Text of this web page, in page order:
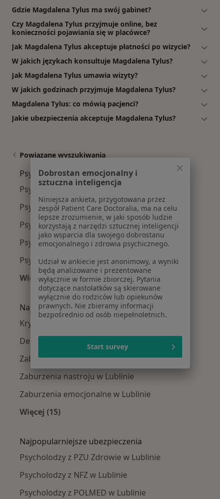
Gdzie Magdalena Tylus ma swój gabinet?
Czy Magdalena Tylus przyjmuje online, bez
konieczności pojawiania się w placówce?
Jak Magdalena Tylus akceptuje płatności po wizycie?
W jakich językach konsultuje Magdalena Tylus?
Jak Magdalena Tylus umawia wizyty?
W jakich godzinach przyjmuje Magdalena Tylus?
Magdalena Tylus: co mówią pacjenci?
Jakie ubezpieczenia akceptuje Magdalena Tylus?
Powiązane wyszukiwania
Psycholodzy w pobliżu
Psycholodzy Czuby
Psycholodzy Sławin
Psycholodzy Osiedle Bronowice Iii - Maki
Psycholodzy Węglin Południowy
Psycholodzy Węglin-Południe
Więcej (3)
Więcej w kategorii: Psycholodzy w pobliżu
Najczęście leczone choroby
Kryzys emocjonalny w Lublinie
Depresja w Lublinie
Zaburzenia lękowe w Lublinie
Zaburzenia nastroju w Lublinie
Zaburzenia emocjonalne w Lublinie
Więcej (15)
Najpopularniejsze ubezpieczenia
Psycholodzy z PZU Zdrowie w Lublinie
Psycholodzy z NFZ w Lublinie
Psycholodzy z POLMED w Lublinie
Dobrostan emocjonalny i
sztuczna inteligencja
Niniejsza ankieta, przygotowana przez
zespół Patient Care Doctoralia, ma na celu
lepsze zrozumienie, w jaki sposób ludzie
korzystają z narzędzi sztucznej inteligencji
jako wsparcia dla swojego dobrostanu
emocjonalnego i zdrowia psychicznego.
Udział w ankiecie jest anonimowy, a wyniki
będą analizowane i prezentowane
wyłącznie w formie zbiorczej. Pytania
dotyczące nastolatków są skierowane
wyłącznie do rodziców lub opiekunów
prawnych. Nie zbieramy informacji
bezpośrednio od osób niepełnoletnich.
Start survey